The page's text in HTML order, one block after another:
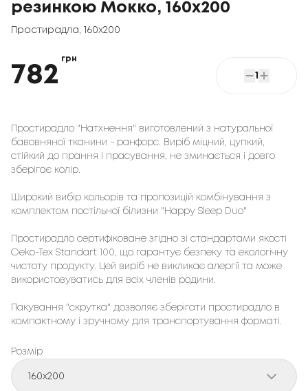
резинкою Мокко, 160x200
Простирадла 160x200
782
грн
1
Простирадло "Натхнення" виготовлений з натуральної
бавовняної тканини - ранфорс. Виріб міцний, цупкий,
стійкий до прання і прасування, не зминається і довго
зберігає колір.
Широкий вибір кольорів та пропозицій комбінування з
комплектом постільної білизни "Happy Sleep Duo"
Простирадло сертифіковане згідно зі стандартами якості
Oeko-Tex Standart 100, що гарантує безпеку та екологічну
чистоту продукту. Цей виріб не викликає алергії та може
використовуватись для всіх членів родини.
Пакування "скрутка" дозволяє зберігати простирадло в
компактному і зручному для транспортування форматі.
Розмір
160x200